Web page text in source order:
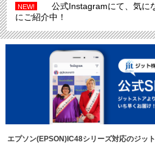
NEW!
公式Instagramにて、気に
にご紹介中！
エプソン(EPSON)IC48シリーズ対応のジッ